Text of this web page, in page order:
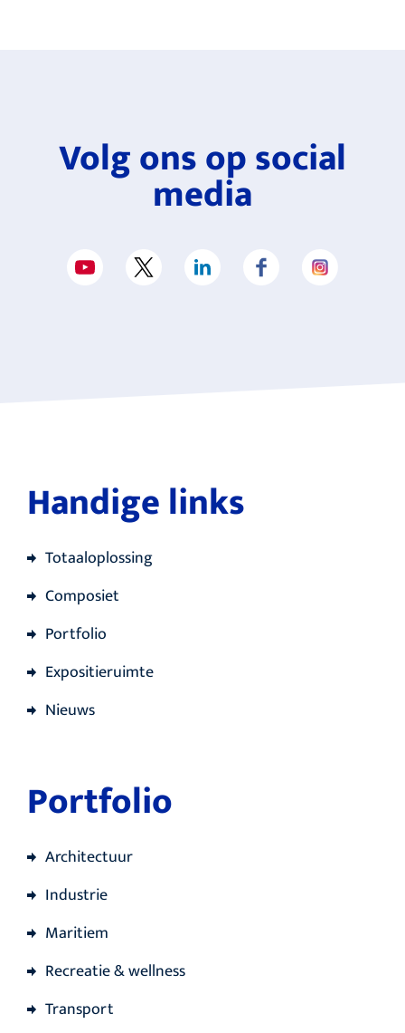
Volg ons op social
media
Handige links
Totaaloplossing
Composiet
Portfolio
Expositieruimte
Nieuws
Portfolio
Architectuur
Industrie
Maritiem
Recreatie & wellness
Transport